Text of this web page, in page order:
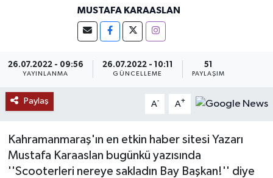
MUSTAFA KARAASLAN
26.07.2022 - 09:56
YAYINLANMA
26.07.2022 - 10:11
GÜNCELLEME
51
PAYLAŞIM
Paylaş A- A+
Kahramanmaraş'ın en etkin haber sitesi Yazarı
Mustafa Karaaslan bugünkü yazısında
''Scooterleri nereye sakladın Bay Başkan!'' diye
EKONOMİ
GÜNDEM
MAGAZİN
EĞİTİM
Süper Lig Puan Durumu ve Fikstür
Tüm Manşetler
Son Dakika Haberleri
Haber Arşivi